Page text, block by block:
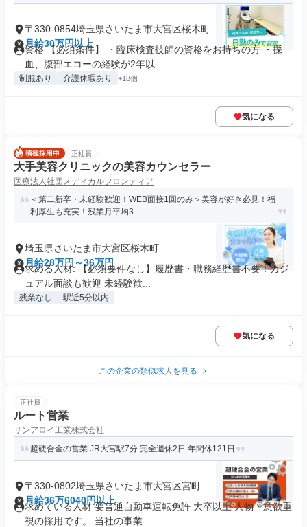
〒330-0854埼玉県さいたま市大宮区桜木町
月給30万円以上
資格 【必須条件】 ・臨床検査技師の資格をお持ちの方 ・採
血、腹部エコーの経験が2年以...
制服あり 介護休暇あり +18個
気になる
正社員
大手美容クリニックの美容カウンセラー
医療法人社団メディカルフロンティア
＜第二新卒・未経験歓迎！WEB面接1回のみ＞美容が好き必見！福
利厚生も充実！残業月平均3....
埼玉県さいたま市大宮区桜木町
月給28万円～36万円
求める人材: 【必須要件なし】履歴書・職務経歴書不要！カジ
ュアル面談も歓迎 未経験歓...
残業なし 駅近5分以内
気になる
この企業の類似求人を見る
正社員
ルート営業
サンアロイ工業株式会社
超硬合金の営業 JR大宮駅7分 完全週休2日 年間休121日
〒330-0802埼玉県さいたま市大宮区宮町
月給36万6040円以上
求めている人材 要普通自動車運転免許 大卒以上 人物・意欲重
視の採用です。 当社の事業...